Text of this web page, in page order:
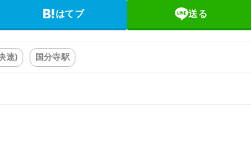
はてブ 送る
速) 国分寺駅